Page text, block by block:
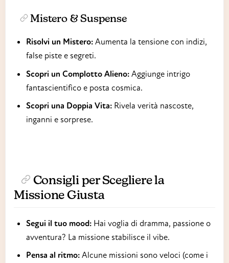
Mistero & Suspense
Risolvi un Mistero:Aumenta la tensione con indizi,
false piste e segreti.
Scopri un Complotto Alieno:Aggiunge intrigo
fantascientifico e posta cosmica.
Scopri una Doppia Vita:Rivela verità nascoste,
inganni e sorprese.
Consigli per Scegliere la
Missione Giusta
Segui il tuo mood:Hai voglia di dramma, passione o
avventura? La missione stabilisce il vibe.
Pensa al ritmo:Alcune missioni sono veloci (come i